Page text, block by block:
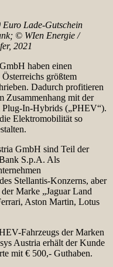
Lade-Gutschein
© WIen Energie /
2021
haben einen
größtem
Dadurch profitieren
Zusammenhang mit der
In-Hybrids („PHEV“).
Elektromobilität so
GmbH sind Teil der
S.p.A. Als
Stellantis-Konzerns, aber
Marke „Jaguar Land
Aston Martin, Lotus
Fahrzeugs der Marken
Austria erhält der Kunde
mit € 500,- Guthaben.